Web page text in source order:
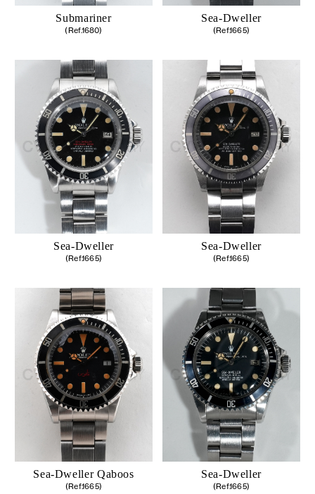
Submariner
(Ref.1680)
Sea-Dweller
(Ref.1665)
Sea-Dweller
(Ref.1665)
Sea-Dweller
(Ref.1665)
Sea-Dweller Qaboos
(Ref.1665)
Sea-Dweller
(Ref.1665)